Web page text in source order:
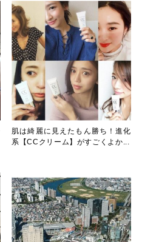
肌は綺麗に見えたもん勝ち！進化
系【CCクリーム】がすごくよか...